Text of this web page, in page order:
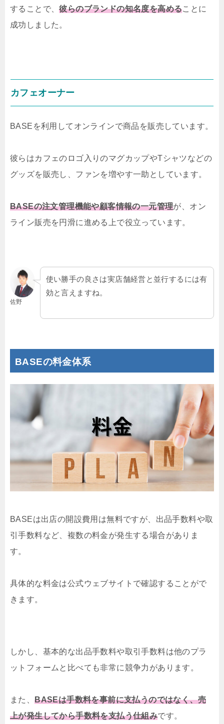
することで、彼らのブランドの知名度を高めることに
成功しました。
カフェオーナー
BASEを利用してオンラインで商品を販売しています。
彼らはカフェのロゴ入りのマグカップやTシャツなどの
グッズを販売し、ファンを増やす一助としています。
BASEの注文管理機能や顧客情報の一元管理が、オン
ライン販売を円滑に進める上で役立っています。
佐野
使い勝手の良さは実店舗経営と並行するには有
効と言えますね。
BASEの料金体系
BASEは出店の開設費用は無料ですが、出品手数料や取
引手数料など、複数の料金が発生する場合がありま
す。
具体的な料金は公式ウェブサイトで確認することがで
きます。
しかし、基本的な出品手数料や取引手数料は他のプラ
ットフォームと比べても非常に競争力があります。
また、BASEは手数料を事前に支払うのではなく、売
上が発生してから手数料を支払う仕組みです。